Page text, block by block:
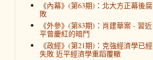
《內幕》(第63期)：北大方正幕後腐
敗
《外參》(第83期)：肖建華案 - 習近
平曾慶紅的暗鬥
《政經》(第21期)：克強經濟學已經
失敗 近平經濟學重蹈覆轍